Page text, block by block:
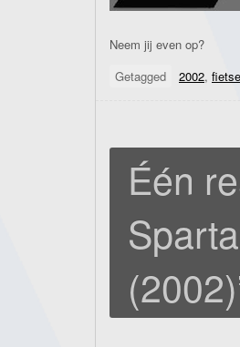
Neem jij even op?
Getagged
2002,
Één
(2002)